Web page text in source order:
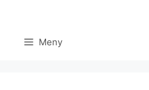
innehåll Meny